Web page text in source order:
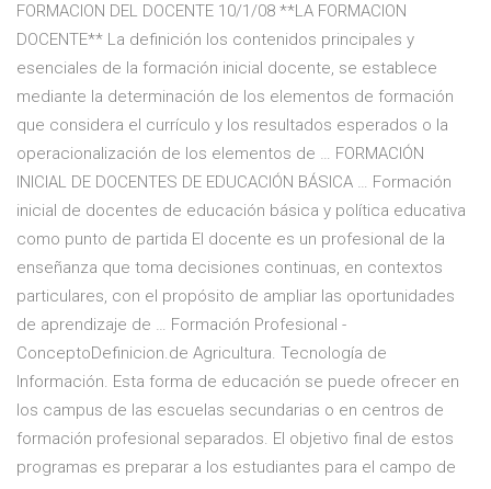
FORMACION DEL DOCENTE 10/1/08 **LA FORMACION
DOCENTE** La definición los contenidos principales y
esenciales de la formación inicial docente, se establece
mediante la determinación de los elementos de formación
que considera el currículo y los resultados esperados o la
operacionalización de los elementos de … FORMACIÓN
INICIAL DE DOCENTES DE EDUCACIÓN BÁSICA … Formación
inicial de docentes de educación básica y política educativa
como punto de partida El docente es un profesional de la
enseñanza que toma decisiones continuas, en contextos
particulares, con el propósito de ampliar las oportunidades
de aprendizaje de … Formación Profesional -
ConceptoDefinicion.de Agricultura. Tecnología de
Información. Esta forma de educación se puede ofrecer en
los campus de las escuelas secundarias o en centros de
formación profesional separados. El objetivo final de estos
programas es preparar a los estudiantes para el campo de